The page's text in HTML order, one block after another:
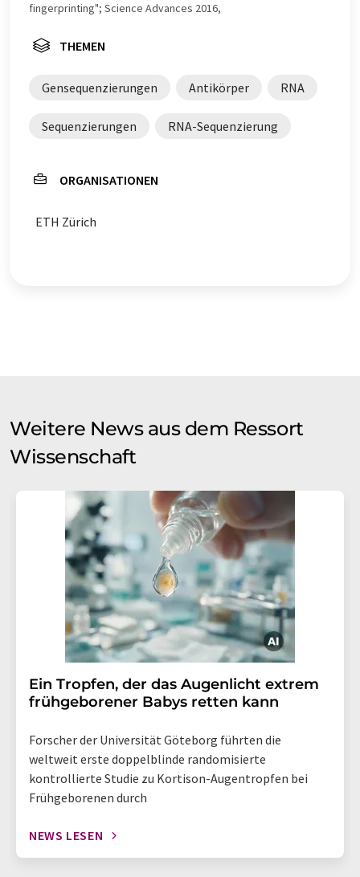
fingerprinting"; Science Advances 2016,
THEMEN
Gensequenzierungen Antikörper RNA
Sequenzierungen RNA-Sequenzierung
ORGANISATIONEN
ETH Zürich
Weitere News aus dem Ressort
Wissenschaft
Ein Tropfen, der das Augenlicht extrem
frühgeborener Babys retten kann
Forscher der Universität Göteborg führten die
weltweit erste doppelblinde randomisierte
kontrollierte Studie zu Kortison-Augentropfen bei
Frühgeborenen durch
NEWS LESEN